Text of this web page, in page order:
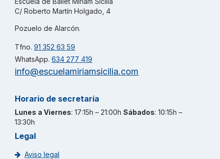
C/ Roberto Martín Holgado, 4
Pozuelo de Alarcón.
Tfno. 91 352 63 59
WhatsApp. 634 277 419
info@escuelamiriamsicilia.com
Horario de secretaría
Lunes a Viernes: 17:15h – 21:00h Sábados: 10:15h –
13:30h
Legal
Aviso legal